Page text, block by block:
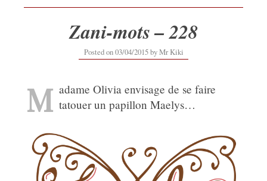
Zani-mots – 228
Posted on03/04/201512/09/2019
byMr Kiki
M adame Olivia envisage de se faire
tatouer un papillon Maelys…